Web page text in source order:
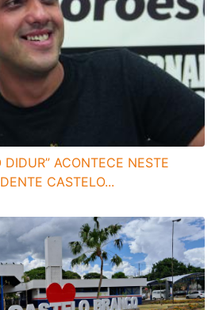
ACONTECE NESTE
CASTELO...